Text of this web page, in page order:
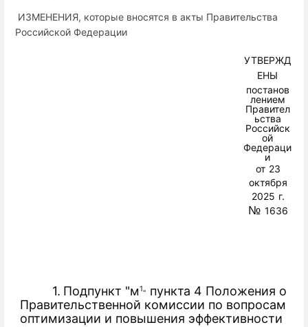
ИЗМЕНЕНИЯ, которые вносятся в акты Правительства
Российской Федерации
УТВЕРЖД
ЕНЫ
постанов
лением
Правител
ьства
Российск
ой
Федераци
и
от 23
октября
2025 г.
№ 1636
1. Подпункт "м1" пункта 4 Положения о
Правительственной комиссии по вопросам
оптимизации и повышения эффективности